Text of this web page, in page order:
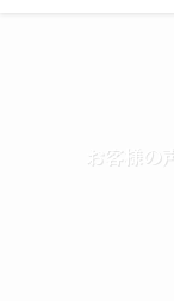
お客様の